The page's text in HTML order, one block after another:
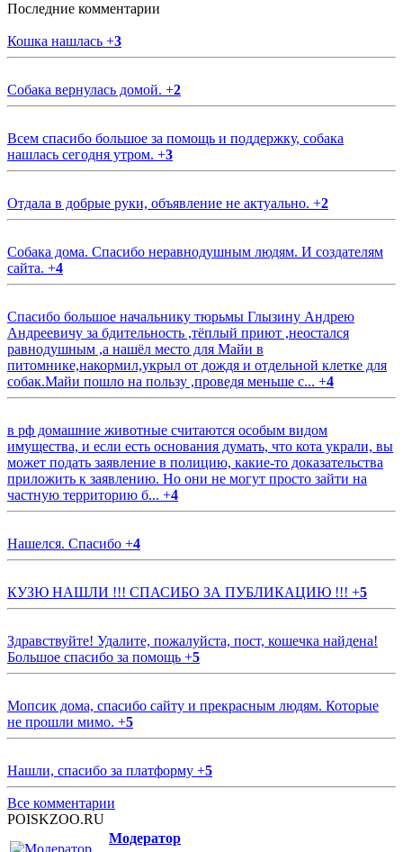
Последние комментарии
Кошка нашлась +3
Собака вернулась домой. +2
Всем спасибо большое за помощь и поддержку, собака
нашлась сегодня утром. +3
Отдала в добрые руки, объявление не актуально. +2
Собака дома. Спасибо неравнодушным людям. И создателям
сайта. +4
Спасибо большое начальнику тюрьмы Глызину Андрею
Андреевичу за бдительность ,тёплый приют ,неостался
равнодушным ,а нашёл место для Майи в
питомнике,накормил,укрыл от дождя и отдельной клетке для
собак.Майи пошло на пользу ,проведя меньше с... +4
в рф домашние животные считаются особым видом
имущества, и если есть основания думать, что кота украли, вы
может подать заявление в полицию, какие-то доказательства
приложить к заявлению. Но они не могут просто зайти на
частную территорию б... +4
Нашелся. Спасибо +4
КУЗЮ НАШЛИ !!! СПАСИБО ЗА ПУБЛИКАЦИЮ !!! +5
Здравствуйте! Удалите, пожалуйста, пост, кошечка найдена!
Большое спасибо за помощь +5
Мопсик дома, спасибо сайту и прекрасным людям. Которые
не прошли мимо. +5
Нашли, спасибо за платформу +5
Все комментарии
POISKZOO.RU
Модератор